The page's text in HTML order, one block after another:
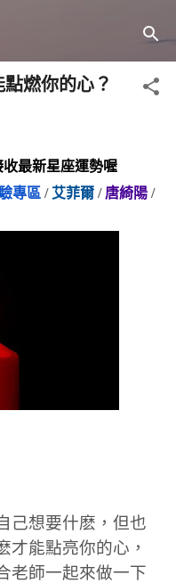
點燃你的心？
最新星座運勢喔
專區 / 艾菲爾 / 唐綺陽 /
己想要什麽，但也
才能點亮你的心，
老師一起來做一下